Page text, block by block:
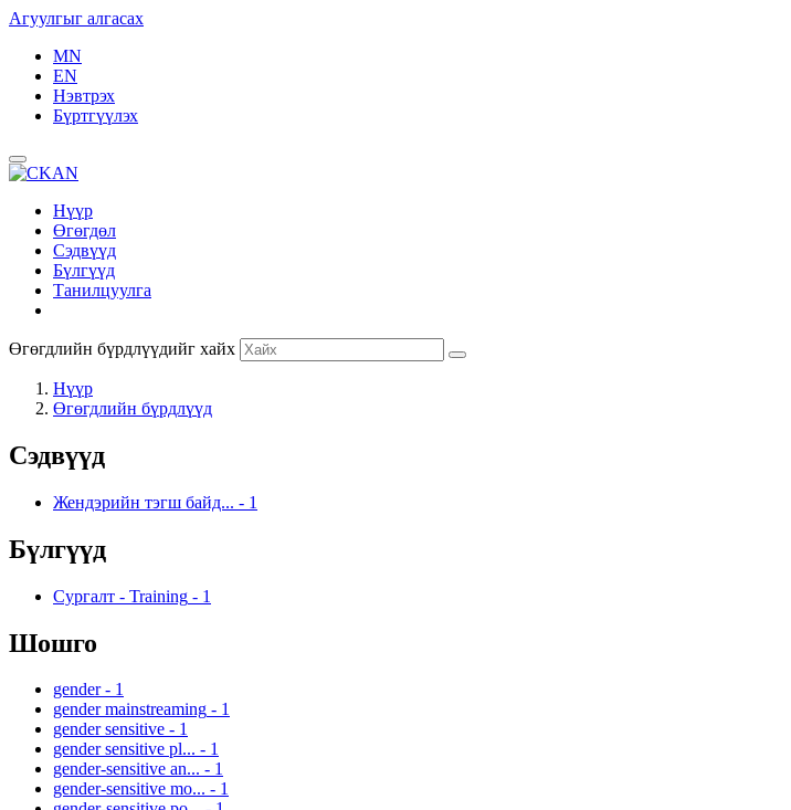
Агуулгыг алгасах
MN
EN
Нэвтрэх
Бүртгүүлэх
Нүүр
Өгөгдөл
Сэдвүүд
Бүлгүүд
Танилцуулга
Өгөгдлийн бүрдлүүдийг хайх
Нүүр
Өгөгдлийн бүрдлүүд
Сэдвүүд
Жендэрийн тэгш байд... - 1
Бүлгүүд
Сургалт - Training - 1
Шошго
gender - 1
gender mainstreaming - 1
gender sensitive - 1
gender sensitive pl... - 1
gender-sensitive an... - 1
gender-sensitive mo... - 1